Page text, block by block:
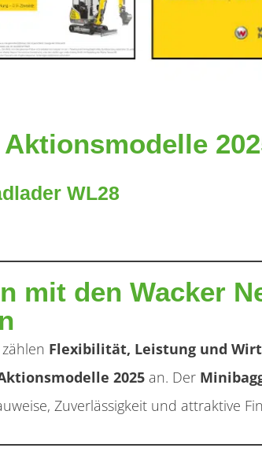
WL28
mit den Wacker
Flexibilität, Leistung und
2025 an. Der
Zuverlässigkeit und attraktive